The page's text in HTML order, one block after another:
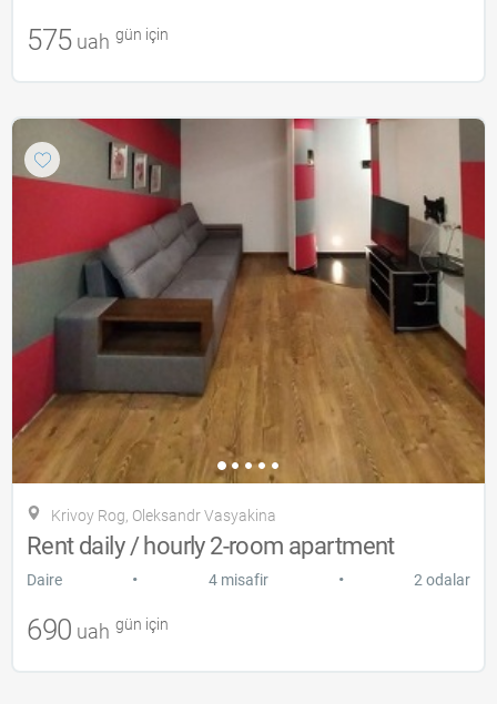
575 uah gün için
Krivoy Rog, Oleksandr Vasyakіna
Rent daily / hourly 2-room apartment
Daire • 4 misafir • 2 odalar
690 uah gün için